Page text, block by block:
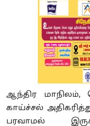
ஆந்திர மாநிலம்,
காய்ச்சல்
பரவாமல்